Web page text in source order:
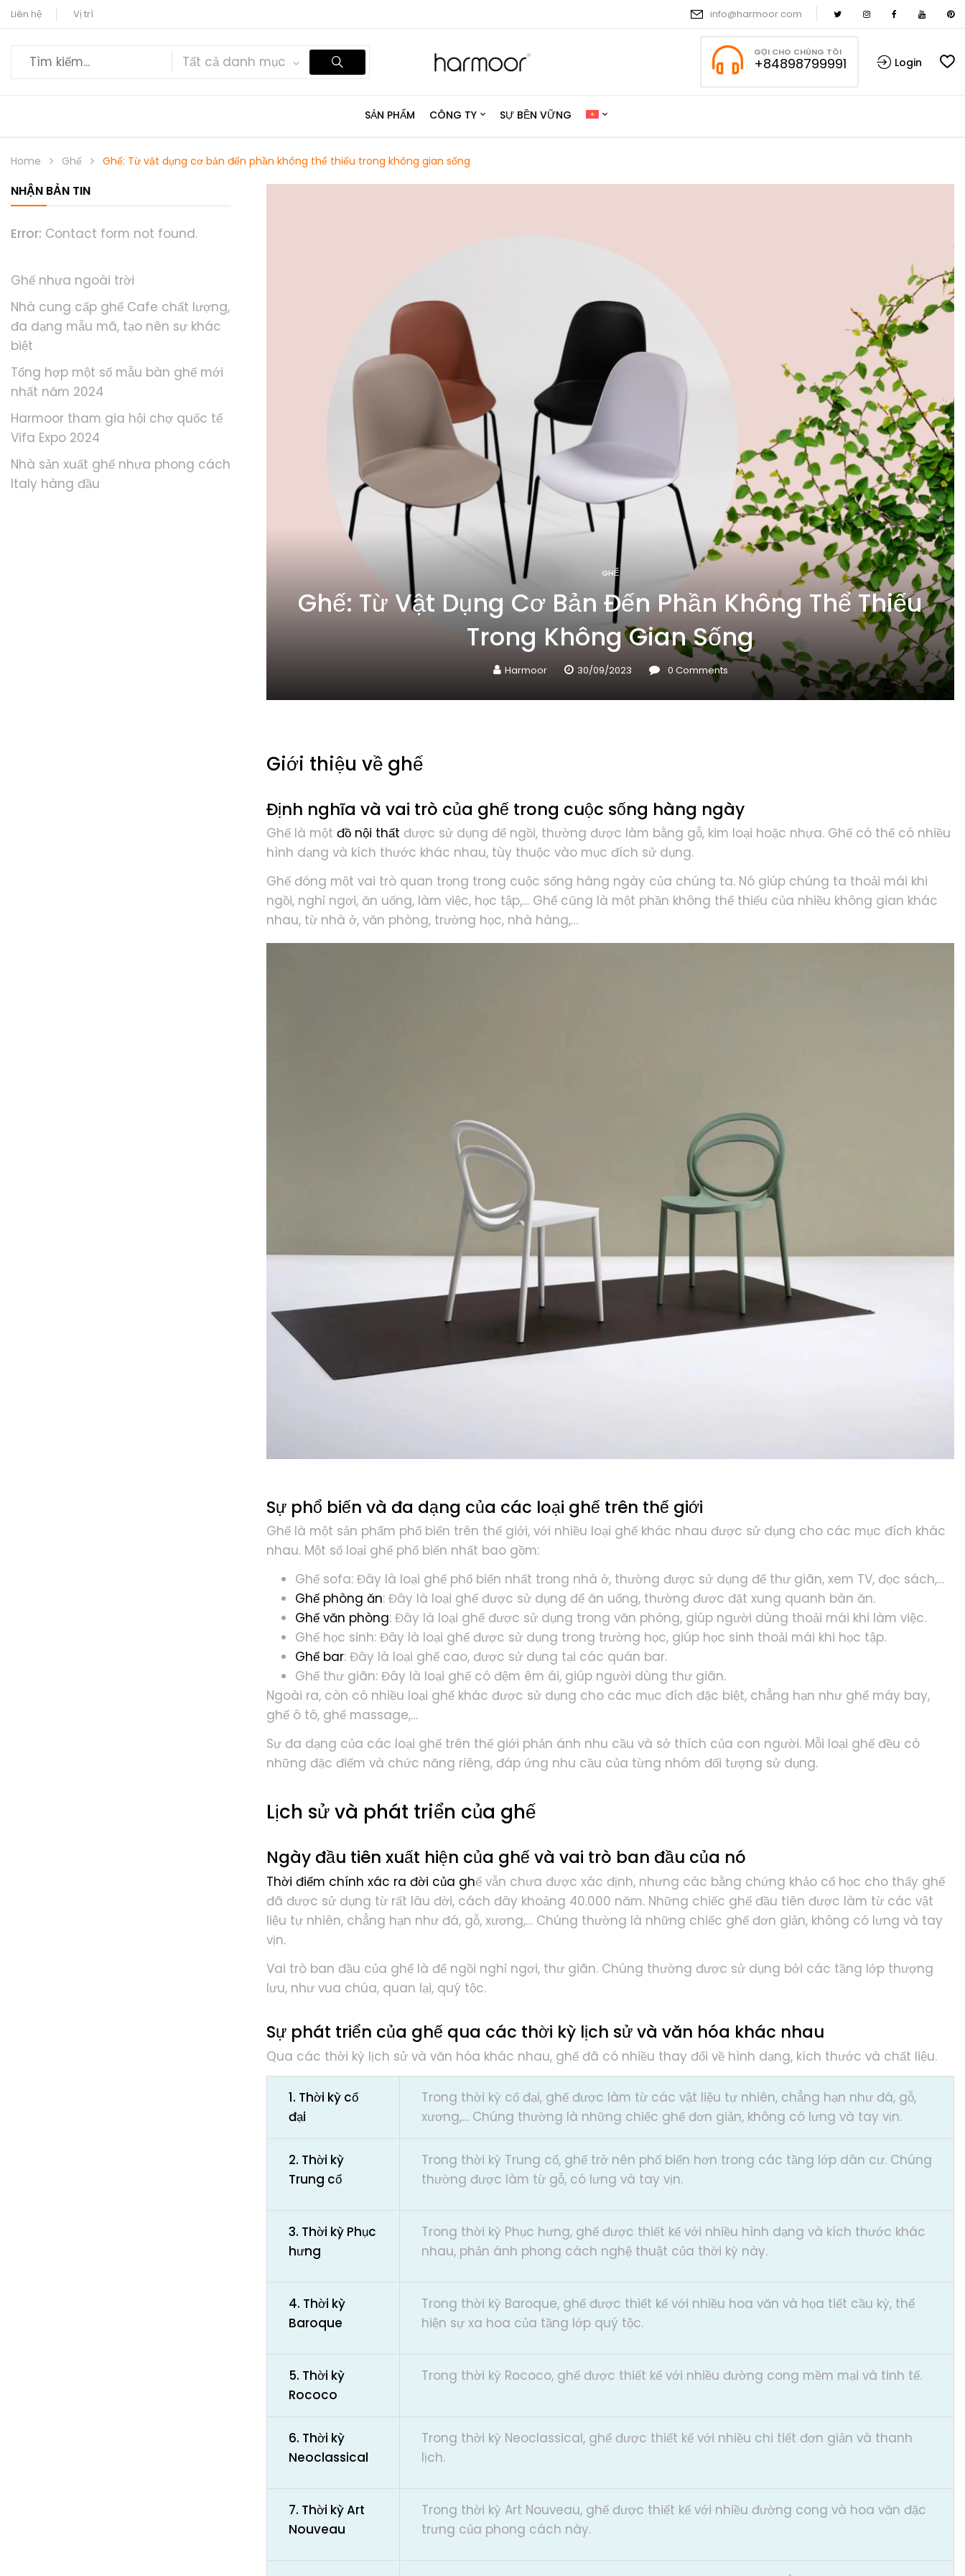
Liên hệ Vị trí info@harmoor.com
Tất cả danh mục
GỌI CHO CHÚNG TÔI
+84898799991 Login
SẢN PHẨM CÔNG TY SỰ BỀN VỮNG
Home Ghế Ghế: Từ vật dụng cơ bản đến phần không thể thiếu trong không gian sống
NHẬN BẢN TIN
Error: Contact form not found.
Ghế nhựa ngoài trời
Nhà cung cấp ghế Cafe chất lượng,
đa dạng mẫu mã, tạo nên sự khác
biệt
Tổng hợp một số mẫu bàn ghế mới
nhất năm 2024
Harmoor tham gia hội chợ quốc tế
Vifa Expo 2024
Nhà sản xuất ghế nhựa phong cách
Italy hàng đầu
GHẾ
Ghế: Từ Vật Dụng Cơ Bản Đến Phần Không Thể Thiếu
Trong Không Gian Sống
Harmoor 30/09/2023 0 Comments
Giới thiệu về ghế
Định nghĩa và vai trò của ghế trong cuộc sống hàng ngày
Ghế là một đồ nội thất được sử dụng để ngồi, thường được làm bằng gỗ, kim loại hoặc nhựa. Ghế có thể có nhiều
hình dạng và kích thước khác nhau, tùy thuộc vào mục đích sử dụng.
Ghế đóng một vai trò quan trọng trong cuộc sống hàng ngày của chúng ta. Nó giúp chúng ta thoải mái khi
ngồi, nghỉ ngơi, ăn uống, làm việc, học tập,… Ghế cũng là một phần không thể thiếu của nhiều không gian khác
nhau, từ nhà ở, văn phòng, trường học, nhà hàng,…
Sự phổ biến và đa dạng của các loại ghế trên thế giới
Ghế là một sản phẩm phổ biến trên thế giới, với nhiều loại ghế khác nhau được sử dụng cho các mục đích khác
nhau. Một số loại ghế phổ biến nhất bao gồm:
Ghế sofa: Đây là loại ghế phổ biến nhất trong nhà ở, thường được sử dụng để thư giãn, xem TV, đọc sách,…
Ghế phòng ăn: Đây là loại ghế được sử dụng để ăn uống, thường được đặt xung quanh bàn ăn.
Ghế văn phòng: Đây là loại ghế được sử dụng trong văn phòng, giúp người dùng thoải mái khi làm việc.
Ghế học sinh: Đây là loại ghế được sử dụng trong trường học, giúp học sinh thoải mái khi học tập.
Ghế bar: Đây là loại ghế cao, được sử dụng tại các quán bar.
Ghế thư giãn: Đây là loại ghế có đệm êm ái, giúp người dùng thư giãn.
Ngoài ra, còn có nhiều loại ghế khác được sử dụng cho các mục đích đặc biệt, chẳng hạn như ghế máy bay,
ghế ô tô, ghế massage,…
Sự đa dạng của các loại ghế trên thế giới phản ánh nhu cầu và sở thích của con người. Mỗi loại ghế đều có
những đặc điểm và chức năng riêng, đáp ứng nhu cầu của từng nhóm đối tượng sử dụng.
Lịch sử và phát triển của ghế
Ngày đầu tiên xuất hiện của ghế và vai trò ban đầu của nó
Thời điểm chính xác ra đời của ghế vẫn chưa được xác định, nhưng các bằng chứng khảo cổ học cho thấy ghế
đã được sử dụng từ rất lâu đời, cách đây khoảng 40.000 năm. Những chiếc ghế đầu tiên được làm từ các vật
liệu tự nhiên, chẳng hạn như đá, gỗ, xương,… Chúng thường là những chiếc ghế đơn giản, không có lưng và tay
vịn.
Vai trò ban đầu của ghế là để ngồi nghỉ ngơi, thư giãn. Chúng thường được sử dụng bởi các tầng lớp thượng
lưu, như vua chúa, quan lại, quý tộc.
Sự phát triển của ghế qua các thời kỳ lịch sử và văn hóa khác nhau
Qua các thời kỳ lịch sử và văn hóa khác nhau, ghế đã có nhiều thay đổi về hình dạng, kích thước và chất liệu.
1. Thời kỳ cổ
đại
Trong thời kỳ cổ đại, ghế được làm từ các vật liệu tự nhiên, chẳng hạn như đá, gỗ,
xương,… Chúng thường là những chiếc ghế đơn giản, không có lưng và tay vịn.
2. Thời kỳ
Trung cổ
Trong thời kỳ Trung cổ, ghế trở nên phổ biến hơn trong các tầng lớp dân cư. Chúng
thường được làm từ gỗ, có lưng và tay vịn.
3. Thời kỳ Phục
hưng
Trong thời kỳ Phục hưng, ghế được thiết kế với nhiều hình dạng và kích thước khác
nhau, phản ánh phong cách nghệ thuật của thời kỳ này.
4. Thời kỳ
Baroque
Trong thời kỳ Baroque, ghế được thiết kế với nhiều hoa văn và họa tiết cầu kỳ, thể
hiện sự xa hoa của tầng lớp quý tộc.
5. Thời kỳ
Rococo
Trong thời kỳ Rococo, ghế được thiết kế với nhiều đường cong mềm mại và tinh tế.
6. Thời kỳ
Neoclassical
Trong thời kỳ Neoclassical, ghế được thiết kế với nhiều chi tiết đơn giản và thanh
lịch.
7. Thời kỳ Art
Nouveau
Trong thời kỳ Art Nouveau, ghế được thiết kế với nhiều đường cong và hoa văn đặc
trưng của phong cách này.